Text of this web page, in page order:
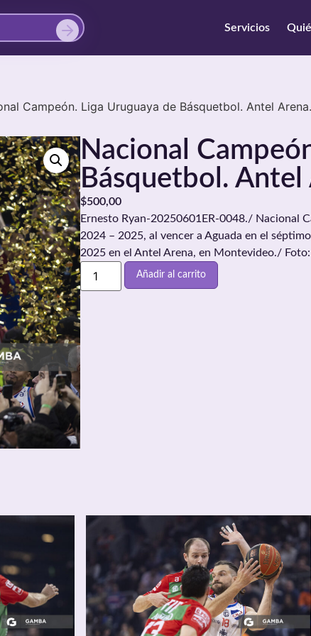
Servicios
Campeón. Liga Uruguaya de Básquetbol. Antel Arena.
Nacional
Básquetbol. Antel
$500,00
Ernesto Ryan-20250601ER-0048./ Nacional
2024 – 2025, al vencer a Aguada en el
2025 en el Antel Arena, en Montevideo./
Añadir al carrito